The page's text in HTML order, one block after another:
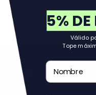
Reuse
5% DE
Válido
Tope
Nombre